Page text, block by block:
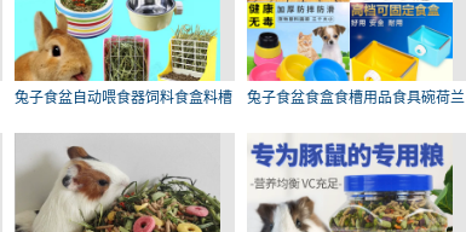
兔子食盆自动喂食器饲料食盒料槽
龙
兔子食盆食盒食槽用品食具碗荷兰